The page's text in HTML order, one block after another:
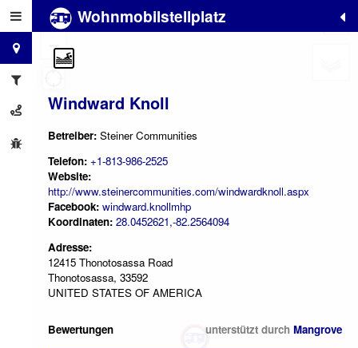
Wohnmobilstellplatz
Windward Knoll
Betreiber: Steiner Communities
Telefon: +1-813-986-2525
Website:
http://www.steinercommunities.com/windwardknoll.aspx
Facebook: windward.knollmhp
Koordinaten: 28.0452621,-82.2564094
Adresse:
12415 Thonotosassa Road
Thonotosassa, 33592
UNITED STATES OF AMERICA
Bewertungen unterstützt durch Mangrove
+
−